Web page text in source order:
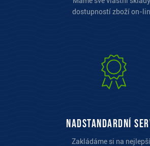
dostupností zboží on-
Nadstandardní
Zakládáme si na